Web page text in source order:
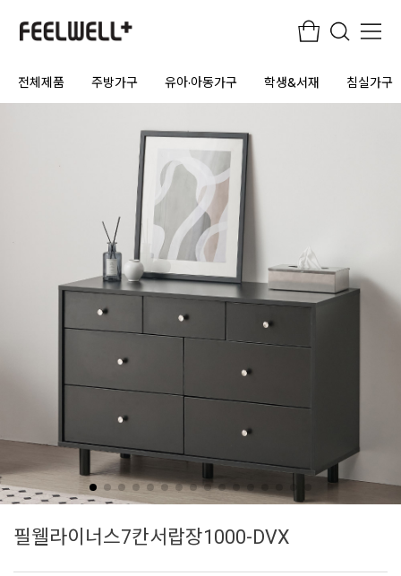
전체제품 주방가구 유아·아동가구 학생&서재 침실가구
필웰라이너스7칸서랍장1000-DVX